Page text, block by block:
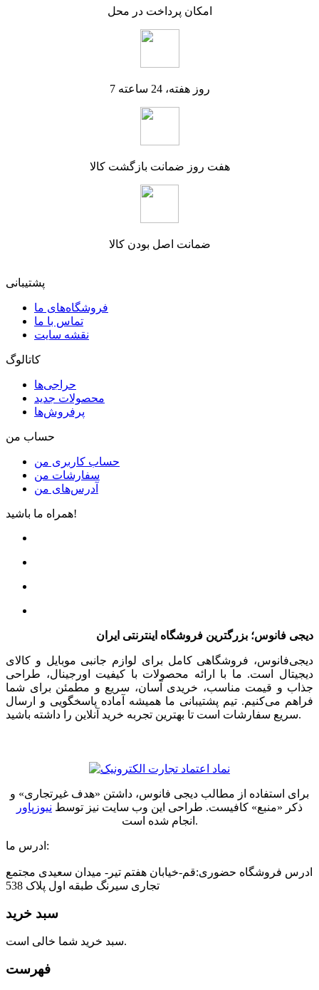
امکان پرداخت در محل
7 روز هفته، 24 ساعته
هفت روز ضمانت بازگشت کالا
ضمانت اصل بودن کالا
پشتیبانی
فروشگاه‌های ما
تماس با ما
نقشه سایت
کاتالوگ
حراجی‌ها
محصولات جدید
پرفروش‌ها
حساب من
حساب کاربری من
سفارشات من
آدرس‌های من
همراه ما باشید!
دیجی فانوس؛ بزرگترین فروشگاه اینترنتی ایران
دیجی‌فانوس، فروشگاهی کامل برای لوازم جانبی موبایل و کالای
دیجیتال است. ما با ارائه محصولات با کیفیت اورجینال، طراحی
جذاب و قیمت مناسب، خریدی آسان، سریع و مطمئن برای شما
فراهم می‌کنیم. تیم پشتیبانی ما همیشه آماده پاسخگویی و ارسال
سریع سفارشات است تا بهترین تجربه خرید آنلاین را داشته باشید.
برای استفاده از مطالب دیجی فانوس، داشتن «هدف غیرتجاری» و
ذکر «منبع» کافیست. طراحی این وب سایت نیز توسط نیوزپاور
انجام شده است.
ادرس ما:
ادرس فروشگاه حضوری:قم-خیابان هفتم تیر- میدان سعیدی مجتمع
تجاری سیرنگ طبقه اول پلاک 538
سبد خرید
سبد خرید شما خالی است.
فهرست